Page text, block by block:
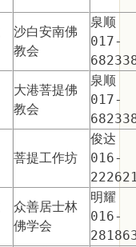
沙白安南佛
教会
泉顺
017-
大港菩提佛
教会
泉顺
017-
菩提工作坊
俊达
016-
众善居士林
佛学会
明耀
016-